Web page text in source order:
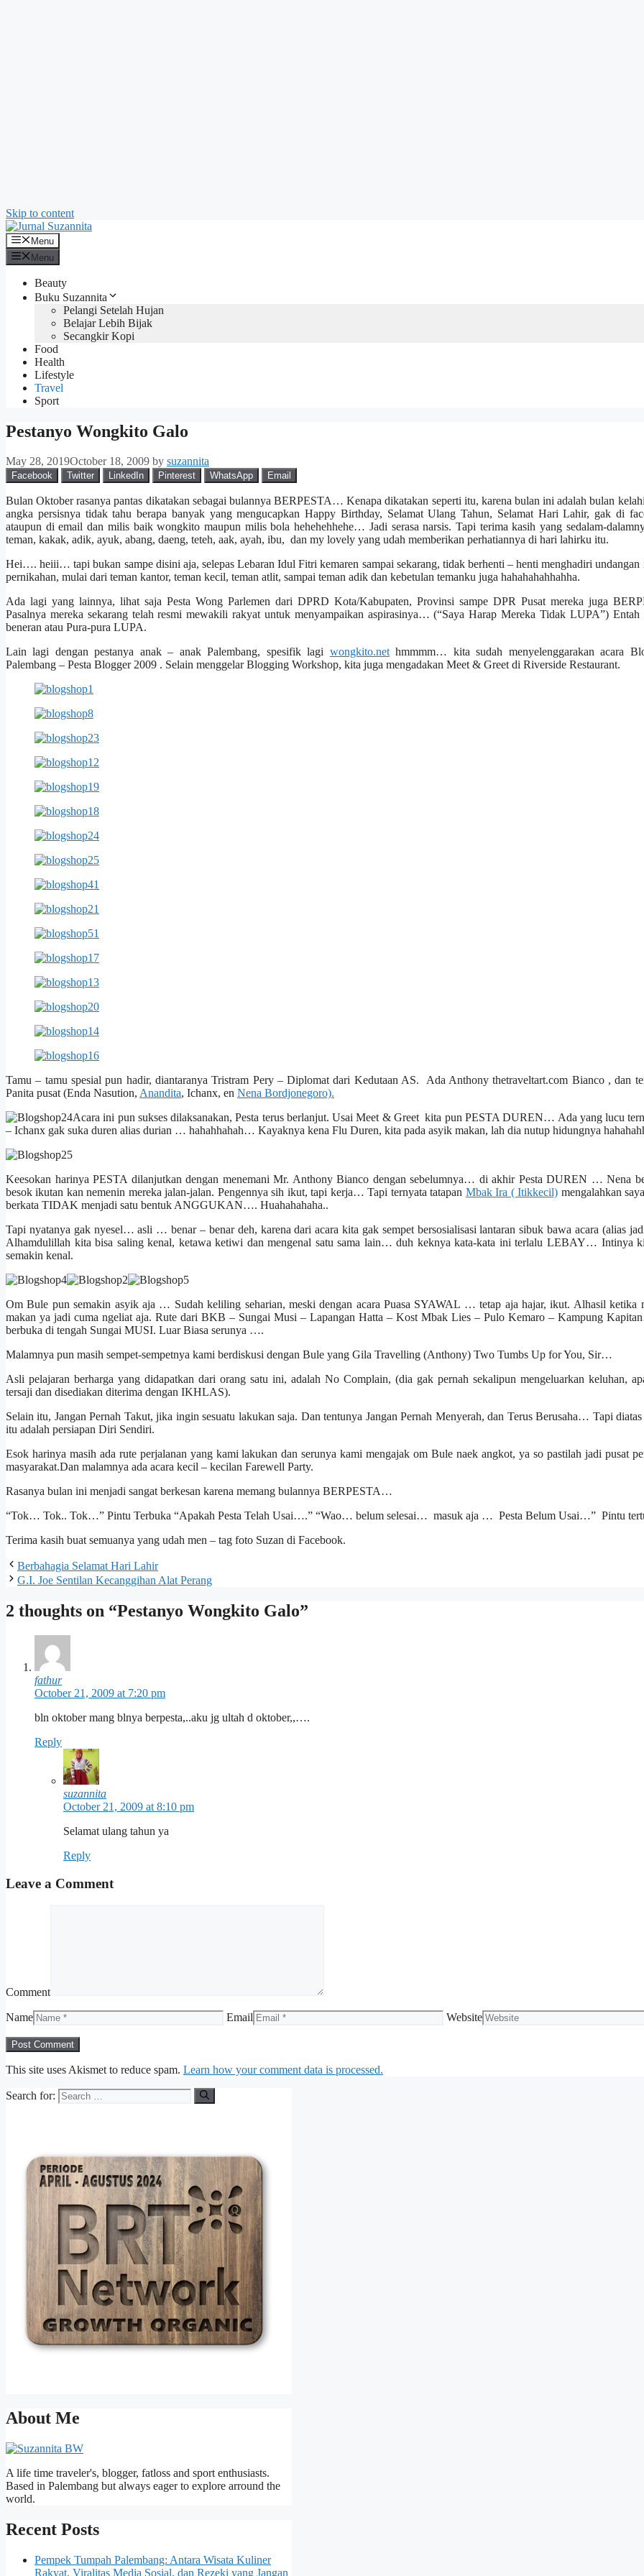
Skip to content
Menu
Menu
Beauty
Buku Suzannita
Pelangi Setelah Hujan
Belajar Lebih Bijak
Secangkir Kopi
Food
Health
Lifestyle
Travel
Sport
Pestanyo Wongkito Galo
May 28, 2019October 18, 2009 by suzannita
Facebook Twitter LinkedIn Pinterest WhatsApp Email
Bulan Oktober rasanya pantas dikatakan sebagai bulannya BERPESTA… Kenapa dikatakan seperti itu, karena bulan ini adalah bulan
angka persisnya tidak tahu berapa banyak yang mengucapkan Happy Birthday, Selamat Ulang Tahun, Selamat Hari Lahir, gak di
ataupun di email dan milis baik wongkito maupun milis bola hehehehhehe… Jadi serasa narsis. Tapi terima kasih yang sedalam-
teman, kakak, adik, ayuk, abang, daeng, teteh, aak, ayah, ibu, dan my lovely yang udah memberikan perhatiannya di hari lahirku itu.
Hei…. heiii… tapi bukan sampe disini aja, selepas Lebaran Idul Fitri kemaren sampai sekarang, tidak berhenti – henti menghadiri undangan
pernikahan, mulai dari teman kantor, teman kecil, teman atlit, sampai teman adik dan kebetulan temanku juga hahahahahhahha.
Ada lagi yang lainnya, lihat saja Pesta Wong Parlemen dari DPRD Kota/Kabupaten, Provinsi sampe DPR Pusat mereka juga
Pasalnya mereka sekarang telah resmi mewakili rakyat untuk menyampaikan aspirasinya… (“Saya Harap Mereka Tidak LUPA”)
beneran atau Pura-pura LUPA.
Lain lagi dengan pestanya anak – anak Palembang, spesifik lagi wongkito.nethmmmm… kita sudah menyelenggarakan acara
Palembang – Pesta Blogger 2009 . Selain menggelar Blogging Workshop, kita juga mengadakan Meet & Greet di Riverside Restaurant.
Tamu – tamu spesial pun hadir, diantaranya Tristram Pery – Diplomat dari Kedutaan AS. Ada Anthony thetraveltart.com Bianco , dan
Panita pusat (Enda Nasution, Anandita, Ichanx, en Nena Bordjonegoro).
Acara ini pun sukses dilaksanakan, Pesta terus berlanjut. Usai Meet & Greet kita pun PESTA DUREN… Ada yang lucu
– Ichanx gak suka duren alias durian … hahahhahah… Kayaknya kena Flu Duren, kita pada asyik makan, lah dia nutup hidungnya
Keesokan harinya PESTA dilanjutkan dengan menemani Mr. Anthony Bianco dengan sebelumnya… di akhir Pesta DUREN … Nena
besok ikutan kan nemenin mereka jalan-jalan. Pengennya sih ikut, tapi kerja… Tapi ternyata tatapan Mbak Ira ( Itikkecil) mengalahkan
berkata TIDAK menjadi satu bentuk ANGGUKAN…. Huahahahaha..
Tapi nyatanya gak nyesel… asli … benar – benar deh, karena dari acara kita gak sempet bersosialisasi lantaran sibuk bawa acara (alias
Alhamdulillah kita bisa saling kenal, ketawa ketiwi dan mengenal satu sama lain… duh keknya kata-kata ini terlalu LEBAY… Intinya
semakin kenal.
Om Bule pun semakin asyik aja … Sudah keliling seharian, meski dengan acara Puasa SYAWAL … tetap aja hajar, ikut. Alhasil ketika
makan ya jadi cuma ngeliat aja. Rute dari BKB – Sungai Musi – Lapangan Hatta – Kost Mbak Lies – Pulo Kemaro – Kampung
berbuka di tengah Sungai MUSI. Luar Biasa serunya ….
Malamnya pun masih sempet-sempetnya kami berdiskusi dengan Bule yang Gila Travelling (Anthony) Two Tumbs Up for You, Sir…
Asli pelajaran berharga yang didapatkan dari orang satu ini, adalah No Complain, (dia gak pernah sekalipun mengeluarkan keluhan,
tersaji dan disediakan diterima dengan IKHLAS).
Selain itu, Jangan Pernah Takut, jika ingin sesuatu lakukan saja. Dan tentunya Jangan Pernah Menyerah, dan Terus Berusaha… Tapi diatas
itu adalah persiapan Diri Sendiri.
Esok harinya masih ada rute perjalanan yang kami lakukan dan serunya kami mengajak om Bule naek angkot, ya so pastilah jadi pusat
masyarakat.Dan malamnya ada acara kecil – kecilan Farewell Party.
Rasanya bulan ini menjadi sangat berkesan karena memang bulannya BERPESTA…
“Tok… Tok.. Tok…” Pintu Terbuka “Apakah Pesta Telah Usai….” “Wao… belum selesai… masuk aja … Pesta Belum Usai…” Pintu
Terima kasih buat semuanya yang udah men – tag foto Suzan di Facebook.
Berbahagia Selamat Hari Lahir
G.I. Joe Sentilan Kecanggihan Alat Perang
2 thoughts on “Pestanyo Wongkito Galo”
fathur
October 21, 2009 at 7:20 pm
bln oktober mang blnya berpesta,..aku jg ultah d oktober,,….
Reply
suzannita
October 21, 2009 at 8:10 pm
Selamat ulang tahun ya
Reply
Leave a Comment
Comment
Name Email Website
This site uses Akismet to reduce spam. Learn how your comment data is processed.
Search for:
About Me
A life time traveler's, blogger, fatloss and sport enthusiasts.
Based in Palembang but always eager to explore arround the
world.
Recent Posts
Pempek Tumpah Palembang: Antara Wisata Kuliner
Rakyat, Viralitas Media Sosial, dan Rezeki yang Jangan